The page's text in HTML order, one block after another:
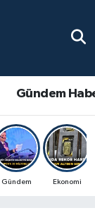
Gündem
Gündem Ekonomi